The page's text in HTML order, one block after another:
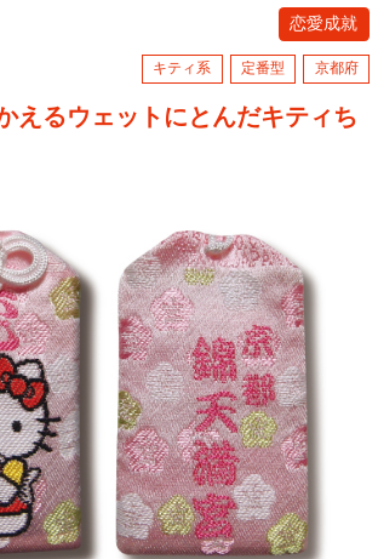
恋愛成就
京都府
定番型
キティ系
えるウェットにとんだキティち